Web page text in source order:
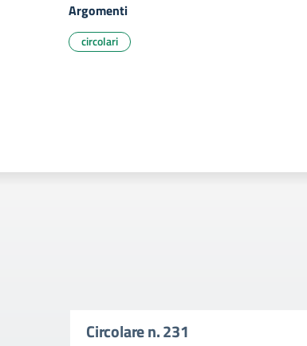
Argomenti
circolari
Circolare n. 231